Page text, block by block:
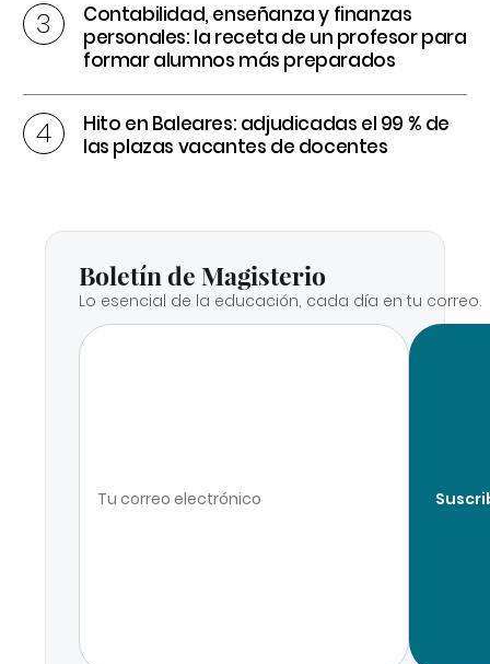
Contabilidad, enseñanza y finanzas
personales: la receta de un profesor para
formar alumnos más preparados
Hito en Baleares: adjudicadas el 99 % de
las plazas vacantes de docentes
Boletín de Magisterio
Lo esencial de la educación, cada día en tu correo.